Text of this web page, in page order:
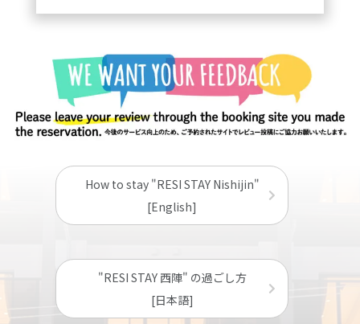
How to stay "RESI STAY Nishijin"
[English]
"RESI STAY 西陣" の過ごし方
[日本語]